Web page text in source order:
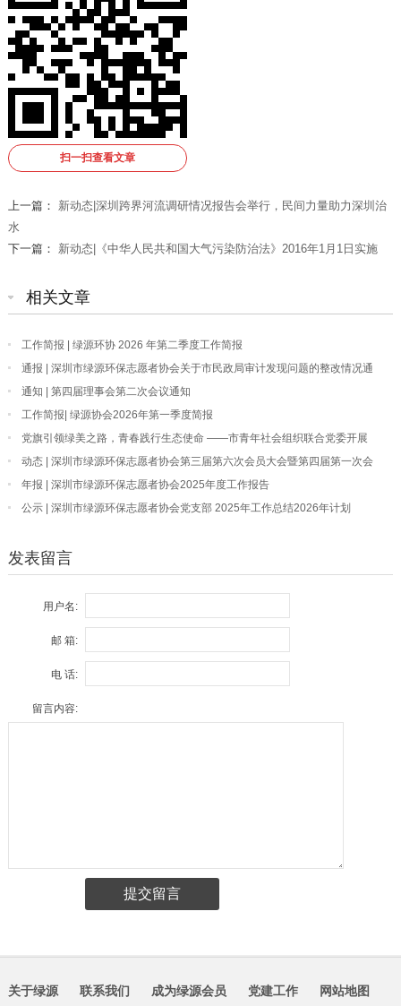
扫一扫查看文章
上一篇： 新动态|深圳跨界河流调研情况报告会举行，民间力量助力深圳治
水
下一篇： 新动态|《中华人民共和国大气污染防治法》2016年1月1日实施
相关文章
工作简报 | 绿源环协 2026 年第二季度工作简报
通报 | 深圳市绿源环保志愿者协会关于市民政局审计发现问题的整改情况通
报
通知 | 第四届理事会第二次会议通知
工作简报| 绿源协会2026年第一季度简报
党旗引领绿美之路，青春践行生态使命 ——市青年社会组织联合党委开展
“我为深圳种棵树”主题党日活动
动态 | 深圳市绿源环保志愿者协会第三届第六次会员大会暨第四届第一次会
员大会顺利召开
年报 | 深圳市绿源环保志愿者协会2025年度工作报告
公示 | 深圳市绿源环保志愿者协会党支部 2025年工作总结2026年计划
发表留言
用户名:
邮 箱:
电 话:
留言内容:
关于绿源 联系我们 成为绿源会员 党建工作 网站地图